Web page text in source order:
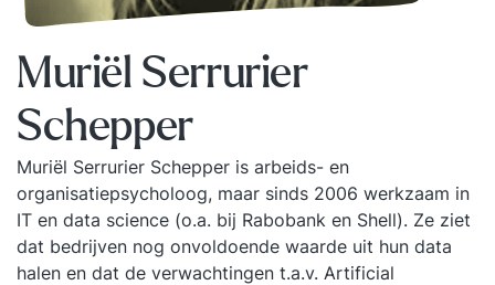
Muriël Serrurier
Schepper
Muriël Serrurier Schepper is arbeids- en
organisatiepsycholoog, maar sinds 2006 werkzaam in
IT en data science (o.a. bij Rabobank en Shell). Ze ziet
dat bedrijven nog onvoldoende waarde uit hun data
halen en dat de verwachtingen t.a.v. Artificial